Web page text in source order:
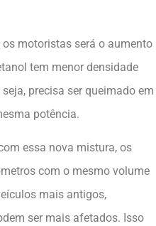
motoristas será o aumento
tem menor densidade
precisa ser queimado em
potência.
essa nova mistura, os
com o mesmo volume
mais antigos,
ser mais afetados. Isso